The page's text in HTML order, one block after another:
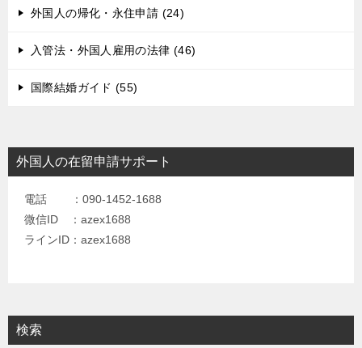
外国人の帰化・永住申請 (24)
入管法・外国人雇用の法律 (46)
国際結婚ガイド (55)
外国人の在留申請サポート
電話 ：090-1452-1688
微信ID ：azex1688
ラインID：azex1688
検索